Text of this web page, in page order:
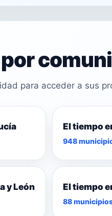
para acceder a sus
El tiempo
948
y León El tiempo
88